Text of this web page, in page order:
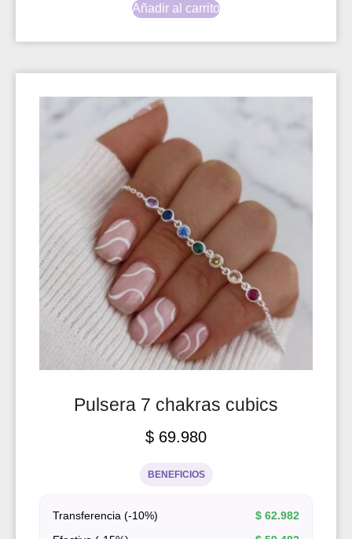
Añadir al carrito
Pulsera 7 chakras cubics
$ 69.980
BENEFICIOS
Transferencia (-10%) $ 62.982